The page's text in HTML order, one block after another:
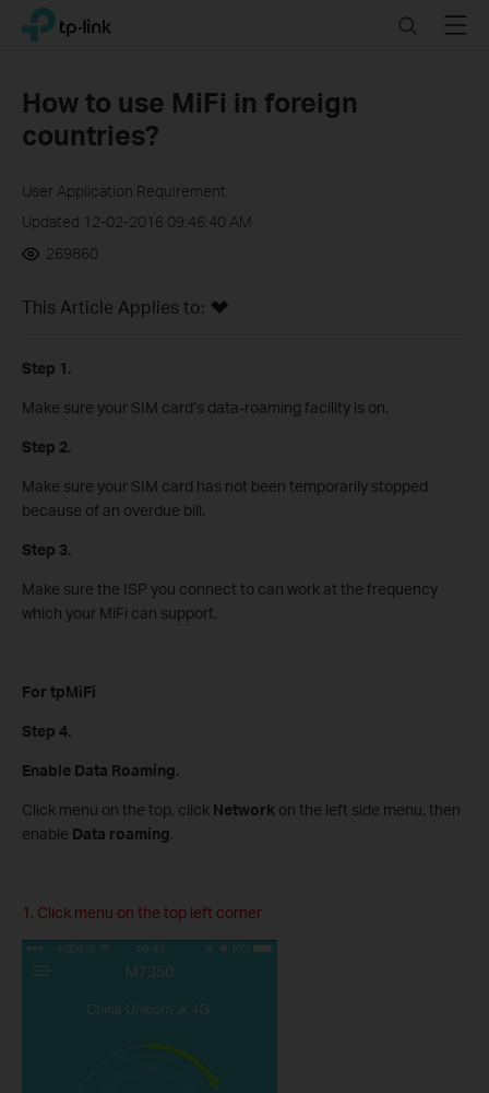
Click
navigation
TP-Link, Reliably Smart SearchMenu
How to use MiFi in foreign
countries?
User Application Requirement
Updated 12-02-2016 09:46:40 AM
269860
This Article Applies to:
Step 1.
Make sure your SIM card’s data-roaming facility is on.
Step 2.
Make sure your SIM card has not been temporarily stopped
because of an overdue bill.
Step 3.
Make sure the ISP you connect to can work at the frequency
which your MiFi can support.
For tpMiFi
Step 4.
Enable Data Roaming.
Click menu on the top, click Network on the left side menu, then
enable Data roaming.
1. Click menu on the top left corner